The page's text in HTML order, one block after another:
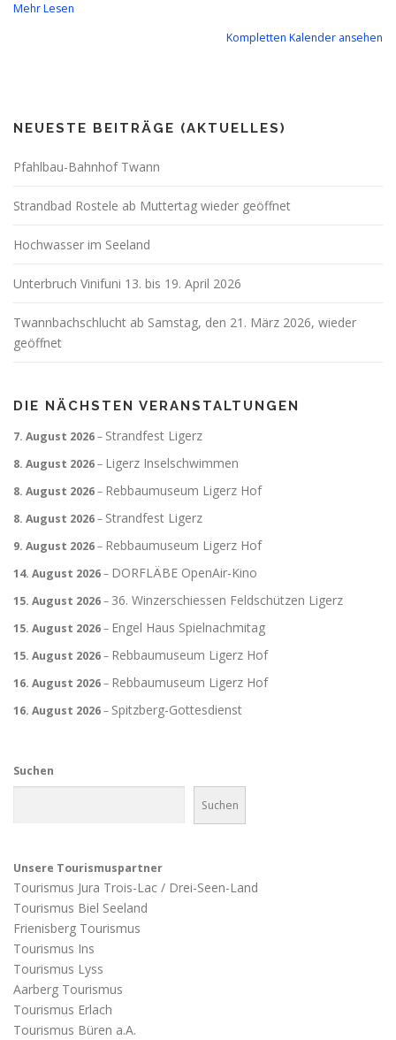
Mehr Lesen
Kompletten Kalender ansehen
NEUESTE BEITRÄGE (AKTUELLES)
Pfahlbau-Bahnhof Twann
Strandbad Rostele ab Muttertag wieder geöffnet
Hochwasser im Seeland
Unterbruch Vinifuni 13. bis 19. April 2026
Twannbachschlucht ab Samstag, den 21. März 2026, wieder
geöffnet
DIE NÄCHSTEN VERANSTALTUNGEN
7. August 2026– Strandfest Ligerz
8. August 2026– Ligerz Inselschwimmen
8. August 2026– Rebbaumuseum Ligerz Hof
8. August 2026– Strandfest Ligerz
9. August 2026– Rebbaumuseum Ligerz Hof
14. August 2026– DORFLÄBE OpenAir-Kino
15. August 2026– 36. Winzerschiessen Feldschützen Ligerz
15. August 2026– Engel Haus Spielnachmitag
15. August 2026– Rebbaumuseum Ligerz Hof
16. August 2026– Rebbaumuseum Ligerz Hof
16. August 2026– Spitzberg-Gottesdienst
Suchen
Suchen
Unsere Tourismuspartner
Tourismus Jura Trois-Lac / Drei-Seen-Land
Tourismus Biel Seeland
Frienisberg Tourismus
Tourismus Ins
Tourismus Lyss
Aarberg Tourismus
Tourismus Erlach
Tourismus Büren a.A.